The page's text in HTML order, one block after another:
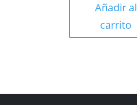
Añadir al
carrito